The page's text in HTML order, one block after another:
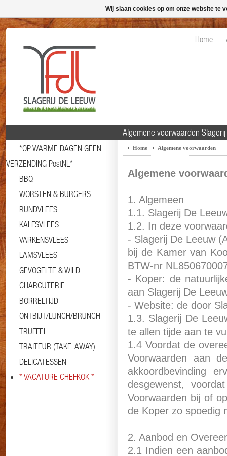
Home
*OP WARME DAGEN GEEN
VERZENDING PostNL*
BBQ
WORSTEN & BURGERS
RUNDVLEES
KALFSVLEES
VARKENSVLEES
LAMSVLEES
GEVOGELTE & WILD
CHARCUTERIE
BORRELTIJD
ONTBIJT/LUNCH/BRUNCH
TRUFFEL
TRAITEUR (TAKE-AWAY)
DELICATESSEN
* VACATURE CHEFKOK *
Algemene voorwaarden
Home Algemene voorwaarden
Algemene
1. Algemeen
1.1. Slagerij De
1.2. In deze
- Slagerij De Leeuw
bij de Kamer van
BTW-nr
- Koper: de
aan Slagerij De
- Website: de door
1.3. Slagerij De
te allen tijde aan te
1.4 Voordat de
Voorwaarden aan
akkoordbevinding
desgewenst,
Voorwaarden bij of
de Koper zo spoedig
2. Aanbod en
2.1 Indien een
Wij slaan cookies op om onze website te